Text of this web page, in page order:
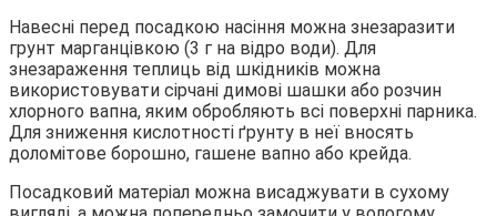
Навесні перед посадкою насіння можна знезаразити
грунт марганцівкою (3 г на відро води). Для
знезараження теплиць від шкідників можна
використовувати сірчані димові шашки або розчин
хлорного вапна, яким обробляють всі поверхні парника.
Для зниження кислотності ґрунту в неї вносять
доломітове борошно, гашене вапно або крейда.
Посадковий матеріал можна висаджувати в сухому